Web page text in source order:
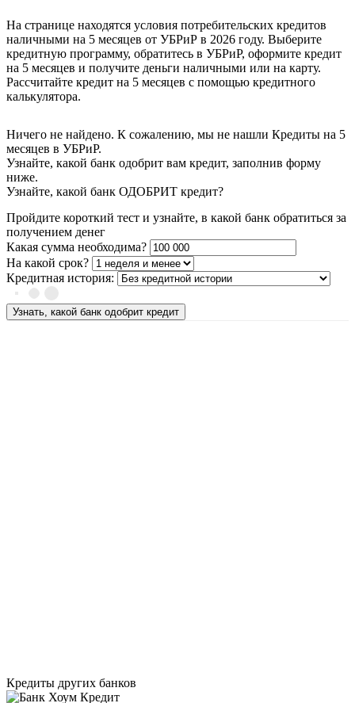
На странице находятся условия потребительских кредитов
наличными на 5 месяцев от УБРиР в 2026 году. Выберите
кредитную программу, обратитесь в УБРиР, оформите кредит
на 5 месяцев и получите деньги наличными или на карту.
Рассчитайте кредит на 5 месяцев с помощью кредитного
калькулятора.
Ничего не найдено. К сожалению, мы не нашли Кредиты на 5
месяцев в УБРиР.
Узнайте, какой банк одобрит вам кредит, заполнив форму
ниже.
Узнайте, какой банк ОДОБРИТ кредит?
Пройдите короткий тест и узнайте, в какой банк обратиться за
получением денег
Какая сумма необходима?
На какой срок?
Кредитная история:
Узнать, какой банк одобрит кредит
Кредиты других банков